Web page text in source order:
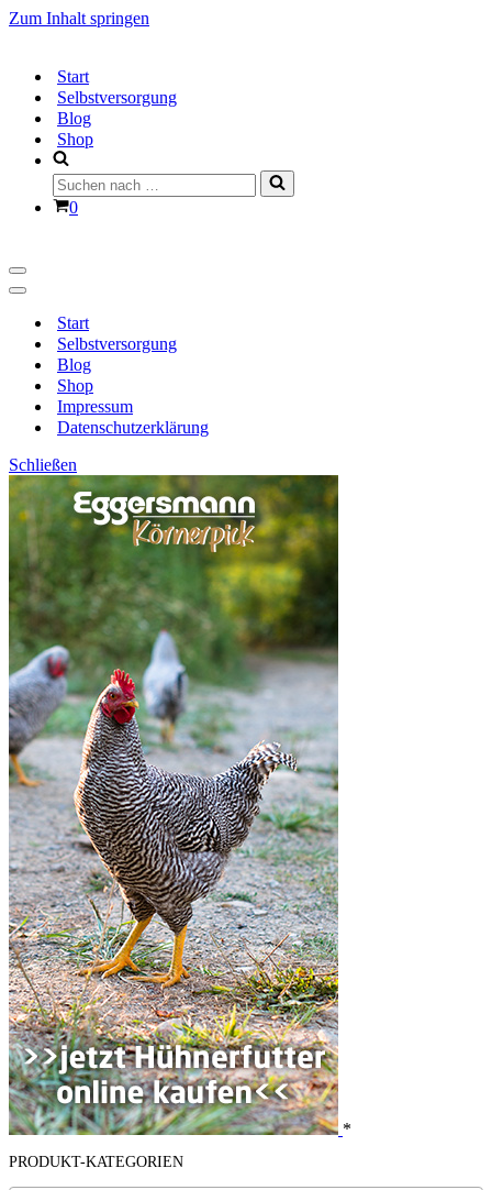
Zum Inhalt springen
Start
Selbstversorgung
Blog
Shop
Suchen
nach …
Warenkorb
0
Navigationsmenü
Navigationsmenü
Start
Selbstversorgung
Blog
Shop
Impressum
Datenschutzerklärung
Schließen
*
PRODUKT-KATEGORIEN